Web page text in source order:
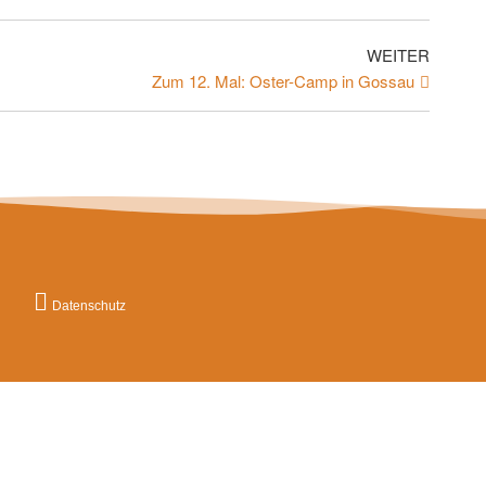
WEITER
Zum 12. Mal: Oster-Camp in Gossau
Datenschutz